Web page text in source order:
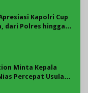
Kapolri Cup
dari Polres hingga
Minta Kepala
Percepat Usulan